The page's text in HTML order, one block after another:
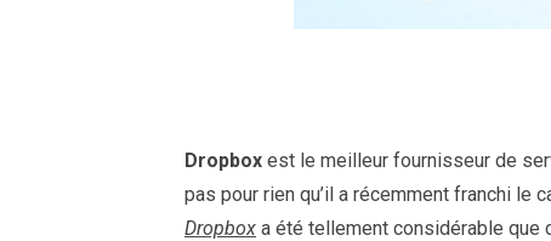
Dropbox est le meilleur fournisseur de
pas pour rien qu’il a récemment franchi le
Dropbox a été tellement considérable que